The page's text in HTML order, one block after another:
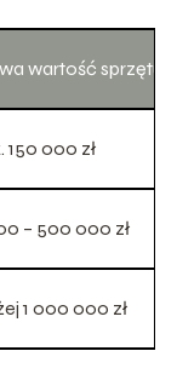
wartość sprzętu
150 000 zł
– 500 000 zł
1 000 000 zł